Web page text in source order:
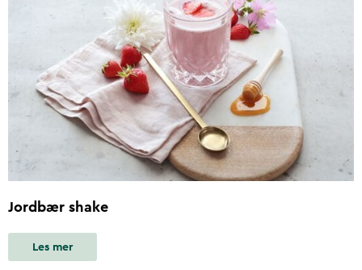
Jordbær shake
Les mer